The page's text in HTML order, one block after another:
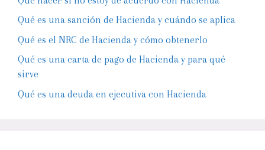
Qué es una sanción de Hacienda y cuándo se aplica
Qué es el NRC de Hacienda y cómo obtenerlo
Qué es una carta de pago de Hacienda y para qué
sirve
Qué es una deuda en ejecutiva con Hacienda